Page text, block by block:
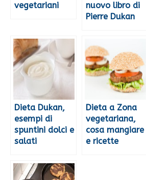
vegetariani
nuovo libro di
Pierre Dukan
Dieta Dukan,
esempi di
spuntini dolci e
salati
Dieta a Zona
vegetariana,
cosa mangiare
e ricette